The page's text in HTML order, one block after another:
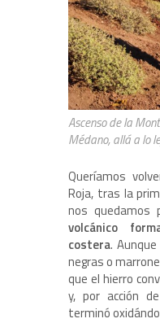
Ascenso de la
Médano, allá a lo
Queríamos
Roja, tras la
nos quedamos
volcánico
costera.
negras o
que el hierro
y, por acción
terminó